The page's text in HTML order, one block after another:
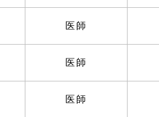
医師
医師
医師